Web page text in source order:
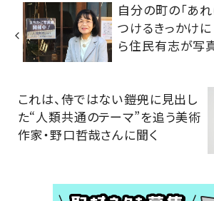
自分の町の「あ
つけるきっかけ
ら住民有志が写
これは、侍ではない――鎧兜に見出し
た“人類共通のテーマ”を追う美術
作家・野口哲哉さんに聞く